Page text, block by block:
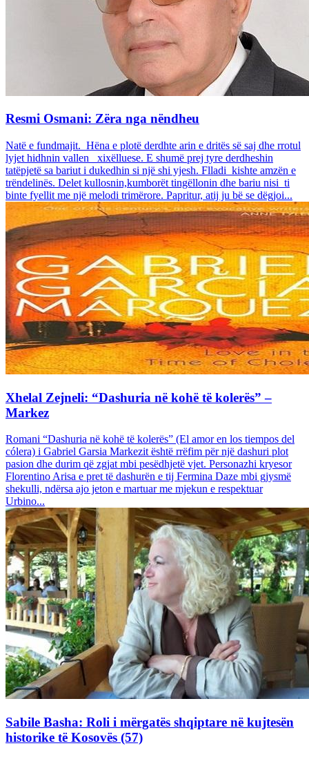
Resmi Osmani: Zëra nga nëndheu
Natë e fundmajit. Hëna e plotë derdhte arin e dritës së saj dhe rrotul
lyjet hidhnin vallen xixëlluese. E shumë prej tyre derdheshin
tatëpjetë sa bariut i dukedhin si një shi yjesh. Flladi kishte amzën e
trëndelinës. Delet kullosnin,kumborët tingëllonin dhe bariu nisi ti
binte fyellit me një melodi trimërore. Papritur, atij ju bë se dëgjoi...
Xhelal Zejneli: “Dashuria në kohë të kolerës” –
Markez
Romani “Dashuria në kohë të kolerës” (El amor en los tiempos del
cólera) i Gabriel Garsia Markezit është rrëfim për një dashuri plot
pasion dhe durim që zgjat mbi pesëdhjetë vjet. Personazhi kryesor
Florentino Arisa e pret të dashurën e tij Fermina Daze mbi gjysmë
shekulli, ndërsa ajo jeton e martuar me mjekun e respektuar
Urbino...
Sabile Basha: Roli i mërgatës shqiptare në kujtesën
historike të Kosovës (57)